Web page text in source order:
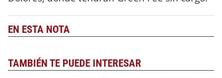
EN ESTA NOTA
TAMBIÉN TE PUEDE INTERESAR